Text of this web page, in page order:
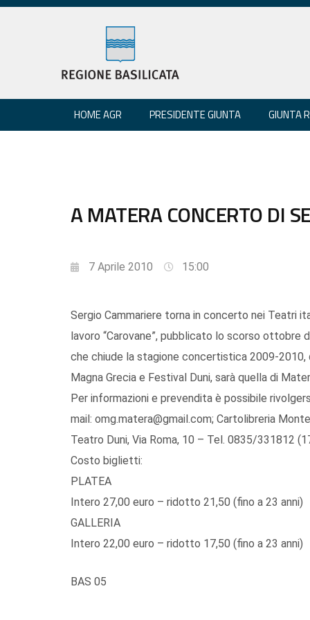
HOME AGR PRESIDENTE GIUNTA GIUNTA
A MATERA CONCERTO DI
7 Aprile 2010 15:00
Sergio Cammariere torna in concerto nei Teatri
lavoro “Carovane”, pubblicato lo scorso ottobre
che chiude la stagione concertistica 2009-
Magna Grecia e Festival Duni, sarà quella di
Per informazioni e prevendita è possibile
mail: omg.matera@gmail.com; Cartolibreria
Teatro Duni, Via Roma, 10 – Tel. 0835/331812
Costo biglietti:
PLATEA
Intero 27,00 euro – ridotto 21,50 (fino a 23 anni)
GALLERIA
Intero 22,00 euro – ridotto 17,50 (fino a 23 anni)
BAS 05